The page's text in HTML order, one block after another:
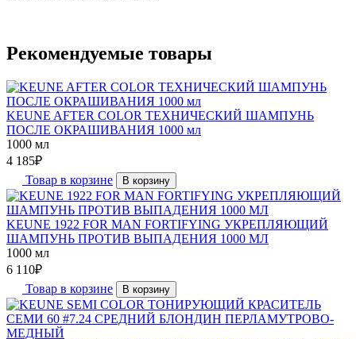
Рекомендуемые товары
KEUNE AFTER COLOR ТЕХНИЧЕСКИЙ ШАМПУНЬ
ПОСЛЕ ОКРАШИВАНИЯ 1000 мл
1000 мл
4 185₽
Товар в корзине
В корзину
KEUNE 1922 FOR MAN FORTIFYING УКРЕПЛЯЮЩИЙ
ШАМПУНЬ ПРОТИВ ВЫПАДЕНИЯ 1000 МЛ
1000 мл
6 110₽
Товар в корзине
В корзину